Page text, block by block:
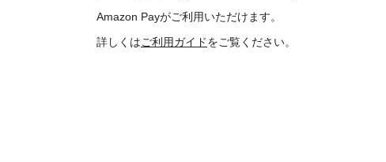
Amazon Payがご利用いただけます。
詳しくはご利用ガイドをご覧ください。